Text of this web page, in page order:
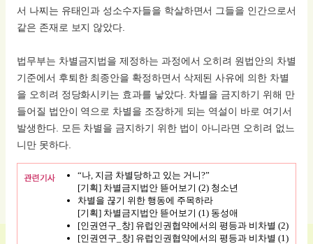
서 나찌는 유태인과 성소수자들을 학살하면서 그들을 인간으로서
같은 존재로 보지 않았다.
법무부는 차별금지법을 제정하는 과정에서 오히려 원법안의 차별
기준에서 후퇴한 최종안을 확정하면서 삭제된 사유에 의한 차별
을 오히려 정당화시키는 효과를 낳았다. 차별을 금지하기 위해 만
들어질 법안이 역으로 차별을 조장하게 되는 역설이 바로 여기서
발생한다. 모든 차별을 금지하기 위한 법이 아니라면 오히려 없느
니만 못하다.
“나, 지금 차별당하고 있는 거니?”
[기획] 차별금지법안 뜯어보기 (2) 청소년
차별을 끊기 위한 행동에 주목하라
[기획] 차별금지법안 뜯어보기 (1) 동성애
[인권연구_창] 유럽인권협약에서의 평등과 비차별 (2)
[인권연구_창] 유럽인권협약에서의 평등과 비차별 (1)